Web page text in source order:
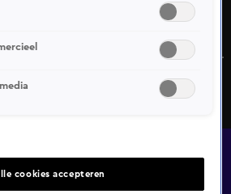
en Dave Roelvink laat nog
met Shownieuws vertelt ze
cookies accepteren